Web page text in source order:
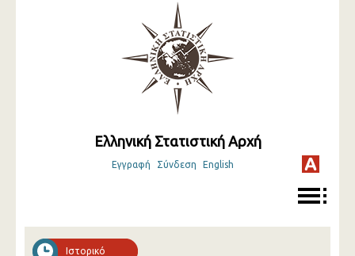
Ελληνική Στατιστική Αρχή
Εγγραφή Σύνδεση English
Ιστορικό